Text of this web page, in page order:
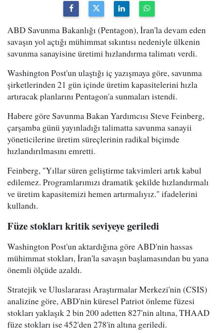
ABD Savunma Bakanlığı (Pentagon), İran'la devam eden
savaşın yol açtığı mühimmat sıkıntısı nedeniyle ülkenin
savunma sanayisine üretimi hızlandırma talimatı verdi.
Washington Post'un ulaştığı iç yazışmaya göre, savunma
şirketlerinden 21 gün içinde üretim kapasitelerini hızla
artıracak planlarını Pentagon'a sunmaları istendi.
Habere göre Savunma Bakan Yardımcısı Steve Feinberg,
çarşamba günü yayınladığı talimatta savunma sanayii
yöneticilerine üretim süreçlerinin radikal biçimde
hızlandırılmasını emretti.
Feinberg, "Yıllar süren geliştirme takvimleri artık kabul
edilemez. Programlarımızı dramatik şekilde hızlandırmalı
ve üretim kapasitemizi hemen artırmalıyız." ifadelerini
kullandı.
Füze stokları kritik seviyeye geriledi
Washington Post'un aktardığına göre ABD'nin hassas
mühimmat stokları, İran'la savaşın başlamasından bu yana
önemli ölçüde azaldı.
Stratejik ve Uluslararası Araştırmalar Merkezi'nin (CSIS)
analizine göre, ABD'nin küresel Patriot önleme füzesi
stokları yaklaşık 2 bin 200 adetten 827'nin altına, THAAD
füze stokları ise 452'den 278'in altına geriledi.